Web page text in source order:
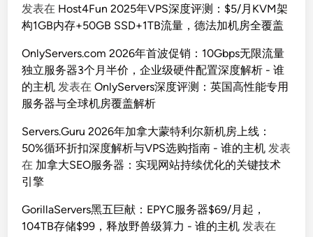
发表在 Host4Fun 2025年VPS深度评测：$5/月KVM架
构1GB内存+50GB SSD+1TB流量，德法加机房全覆盖
OnlyServers.com 2026年首波促销：10Gbps无限流量
独立服务器3个月半价，企业级硬件配置深度解析 - 谁
的主机 发表在OnlyServers深度评测：英国高性能专用
服务器与全球机房覆盖解析
Servers.Guru 2026年加拿大蒙特利尔新机房上线：
50%循环折扣深度解析与VPS选购指南 - 谁的主机 发表
在 加拿大SEO服务器：实现网站持续优化的关键技术
引擎
GorillaServers黑五巨献：EPYC服务器$69/月起，
104TB存储$99，释放野兽级算力 - 谁的主机 发表在